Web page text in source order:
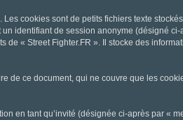
cookies sont de petits fichiers texte
identifiant de session anonyme (désigné ci-
« Street Fighter.FR ». Il stocke des
de ce document, qui ne couvre que les
en tant qu’invité (désignée ci-après par «